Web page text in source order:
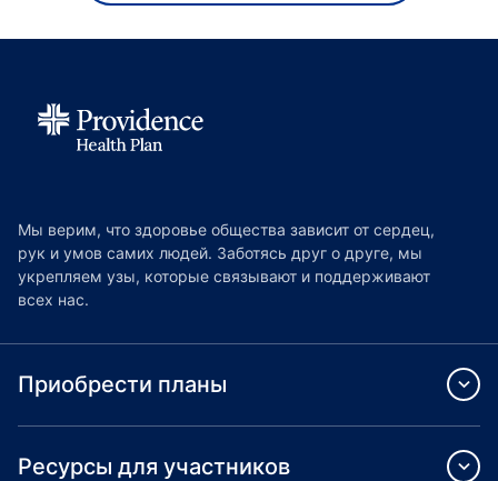
Мы верим, что здоровье общества зависит от сердец,
рук и умов самих людей. Заботясь друг о друге, мы
укрепляем узы, которые связывают и поддерживают
всех нас.
Приобрести планы
Ресурсы для участников